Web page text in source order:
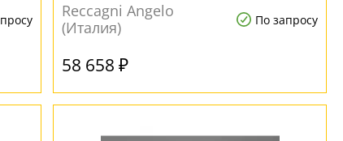
Reccagni Angelo
(Италия)
По запросу
58 658 ₽